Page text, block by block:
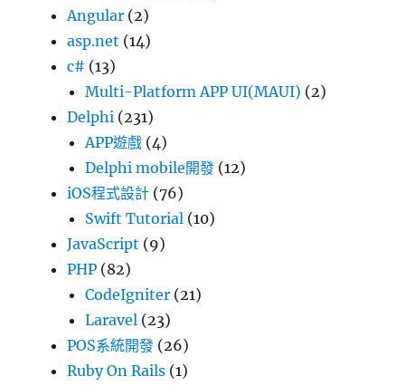
Angular (2)
asp.net (14)
c# (13)
Multi-Platform APP UI(MAUI) (2)
Delphi (231)
APP遊戲 (4)
Delphi mobile開發 (12)
iOS程式設計 (76)
Swift Tutorial (10)
JavaScript (9)
PHP (82)
CodeIgniter (21)
Laravel (23)
POS系統開發 (26)
Ruby On Rails (1)